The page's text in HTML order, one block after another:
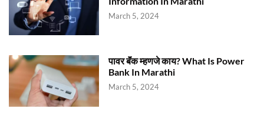
March 5, 2024
पावर बॅंक म्हणजे काय? What Is Power
Bank In Marathi
March 5, 2024